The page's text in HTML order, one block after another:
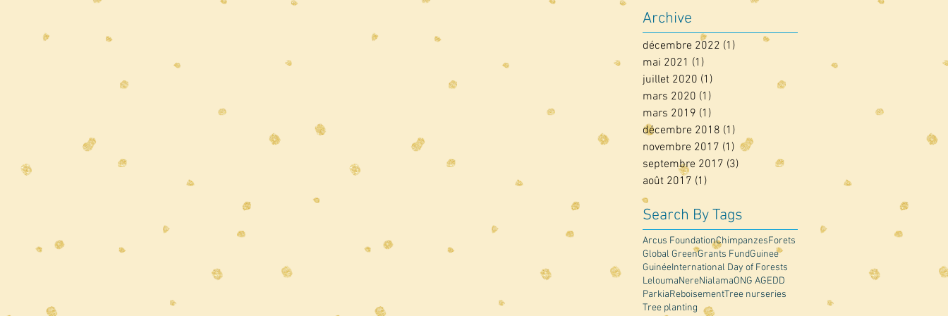
Archive
décembre 2022 (1) 1 post
mai 2021 (1)
juillet 2020 (1)
mars 2020 (1)
mars 2019 (1)
décembre 2018 (1)
novembre 2017 (1) 1 post
septembre 2017 (3)
août 2017 (1)
Search By Tags
Arcus FoundationChimpanzesForets
Global GreenGrants FundGuinee
GuinéeInternational Day of Forests
LeloumaNereNialamaONG AGEDD
ParkiaReboisementTree nurseries
Tree planting